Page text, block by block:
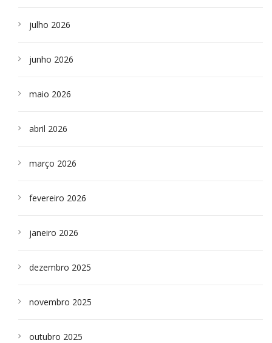
julho 2026
junho 2026
maio 2026
abril 2026
março 2026
fevereiro 2026
janeiro 2026
dezembro 2025
novembro 2025
outubro 2025